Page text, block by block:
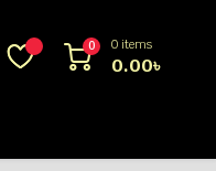
0 0 items
0.00৳